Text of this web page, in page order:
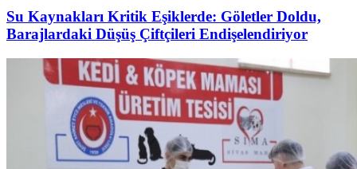
Su Kaynakları Kritik Eşiklerde: Göletler Doldu,
Barajlardaki Düşüş Çiftçileri Endişelendiriyor